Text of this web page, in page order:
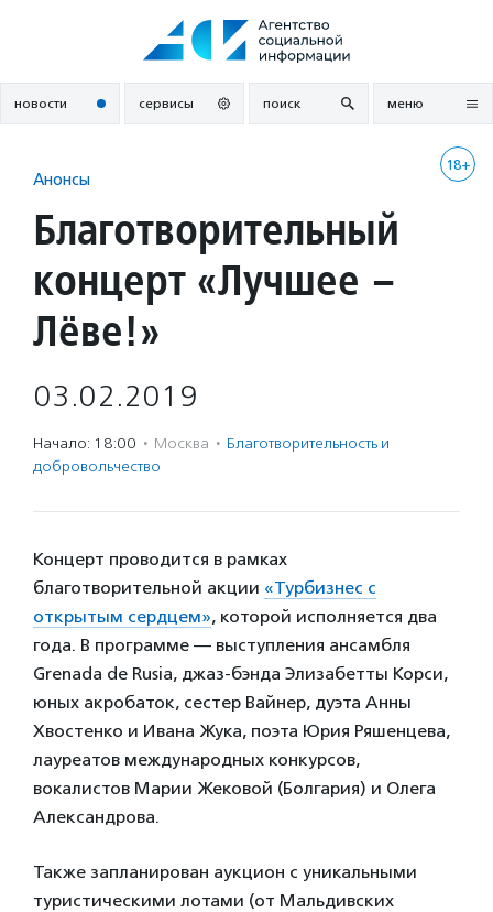
новости сервисы поиск меню
18+
Анонсы
Благотворительный
концерт «Лучшее –
Лёве!»
03.02.2019
Начало: 18:00 · Москва · Благотвори­тель­ность и
доброволь­чест­во
Концерт проводится в рамках
благотворительной акции «Турбизнес с
открытым сердцем», которой исполняется два
года. В программе — выступления ансамбля
Grenada de Rusia, джаз-бэнда Элизабетты Корси,
юных акробаток, сестер Вайнер, дуэта Анны
Хвостенко и Ивана Жука, поэта Юрия Ряшенцева,
лауреатов международных конкурсов,
вокалистов Марии Жековой (Болгария) и Олега
Александрова.
Также запланирован аукцион с уникальными
туристическими лотами (от Мальдивских